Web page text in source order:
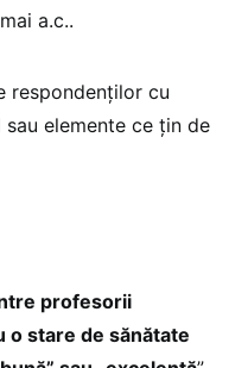
a.c..
respondenților cu
elemente ce țin de
profesorii
o stare de sănătate